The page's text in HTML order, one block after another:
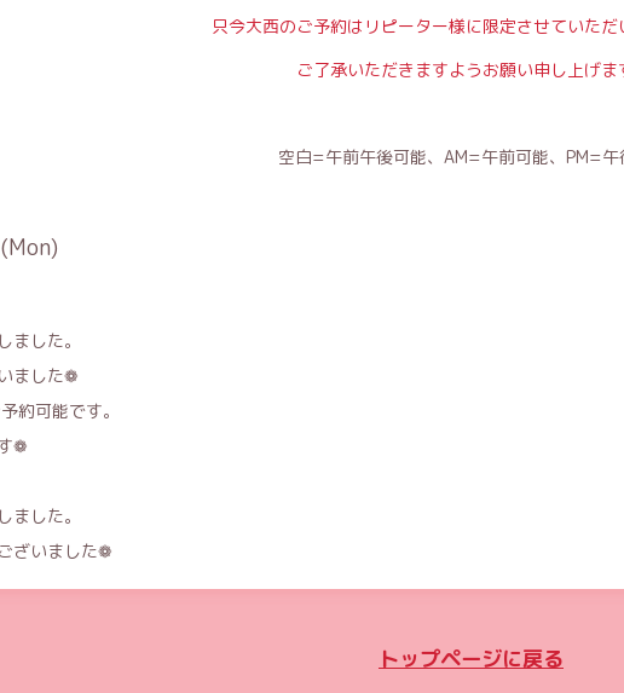
只今大西のご予約はリピーター様に限定させていただ
ご了承いただきますようお願い申し上げま
空白=午前午後可能、AM=午前可能、PM=午
ました。
ました❁
約可能です。
❁
ました。
ざいました❁
トップページに戻る